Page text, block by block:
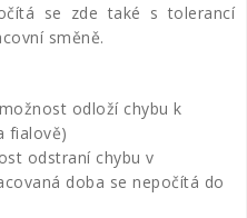
se zde také s tolerancí
směně.
odloží chybu k
fialově)
odstraní chybu v
doba se nepočítá do